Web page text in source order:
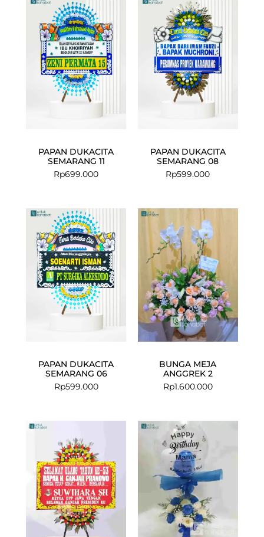
PAPAN DUKACITA
SEMARANG 11
Rp699.000
PAPAN DUKACITA
SEMARANG 08
Rp599.000
PAPAN DUKACITA
SEMARANG 06
Rp599.000
BUNGA MEJA
ANGGREK 2
Rp1.600.000